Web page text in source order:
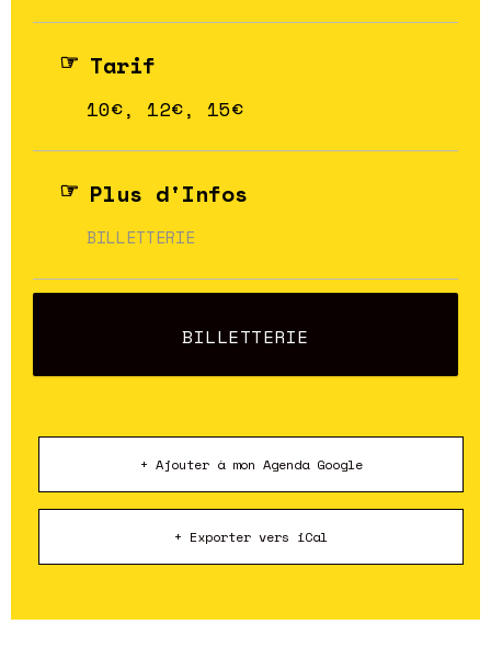
Tarif
10€, 12€, 15€
Plus d'Infos
BILLETTERIE
BILLETTERIE
+ Ajouter à mon Agenda Google
+ Exporter vers iCal